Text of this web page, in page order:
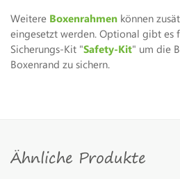
Weitere Boxenrahmen können
eingesetzt werden. Optional gibt es
Sicherungs-Kit "Safety-Kit" um die
Boxenrand zu sichern.
Ähnliche Produkte